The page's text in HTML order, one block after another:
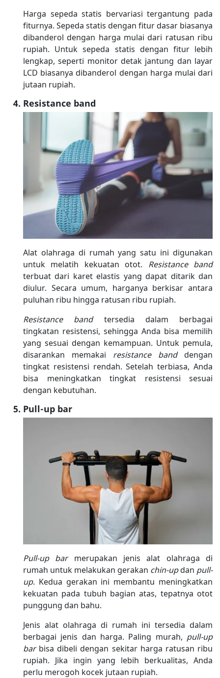
Harga sepeda statis bervariasi tergantung pada
fiturnya. Sepeda statis dengan fitur dasar biasanya
dibanderol dengan harga mulai dari ratusan ribu
rupiah. Untuk sepeda statis dengan fitur lebih
lengkap, seperti monitor detak jantung dan layar
LCD biasanya dibanderol dengan harga mulai dari
jutaan rupiah.
Resistance band
Alat olahraga di rumah yang satu ini digunakan
untuk melatih kekuatan otot. Resistance band
terbuat dari karet elastis yang dapat ditarik dan
diulur. Secara umum, harganya berkisar antara
puluhan ribu hingga ratusan ribu rupiah.
Resistance band tersedia dalam berbagai
tingkatan resistensi, sehingga Anda bisa memilih
yang sesuai dengan kemampuan. Untuk pemula,
disarankan memakai resistance banddengan
tingkat resistensi rendah. Setelah terbiasa, Anda
bisa meningkatkan tingkat resistensi sesuai
dengan kebutuhan.
Pull-up bar
Pull-up bar merupakan jenis alat olahraga di
rumah untuk melakukan gerakan chin-updan pull-
up. Kedua gerakan ini membantu meningkatkan
kekuatan pada tubuh bagian atas, tepatnya otot
punggung dan bahu.
Jenis alat olahraga di rumah ini tersedia dalam
berbagai jenis dan harga. Paling murah, pull-up
bar bisa dibeli dengan sekitar harga ratusan ribu
rupiah. Jika ingin yang lebih berkualitas, Anda
perlu merogoh kocek jutaan rupiah.